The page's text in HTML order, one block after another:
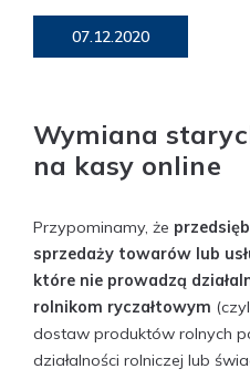
07.12.2020
Wymiana
na kasy online
Przypominamy, że
sprzedaży towarów lub
które nie prowadzą
rolnikom ryczałtowym
dostaw produktów rolnych
działalności rolniczej lub